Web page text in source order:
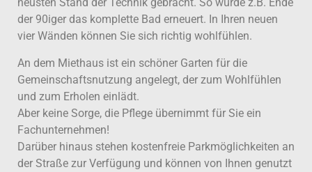
der 90iger das komplette Bad erneuert. In Ihren neuen
vier Wänden können Sie sich richtig wohlfühlen.
An dem Miethaus ist ein schöner Garten für die
Gemeinschaftsnutzung angelegt, der zum Wohlfühlen
und zum Erholen einlädt.
Aber keine Sorge, die Pflege übernimmt für Sie ein
Fachunternehmen!
Darüber hinaus stehen kostenfreie Parkmöglichkeiten an
der Straße zur Verfügung und können von Ihnen genutzt